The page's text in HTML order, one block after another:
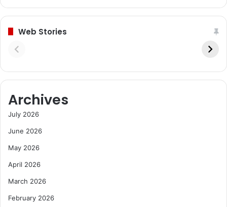
Web Stories
Archives
July 2026
June 2026
May 2026
April 2026
March 2026
February 2026